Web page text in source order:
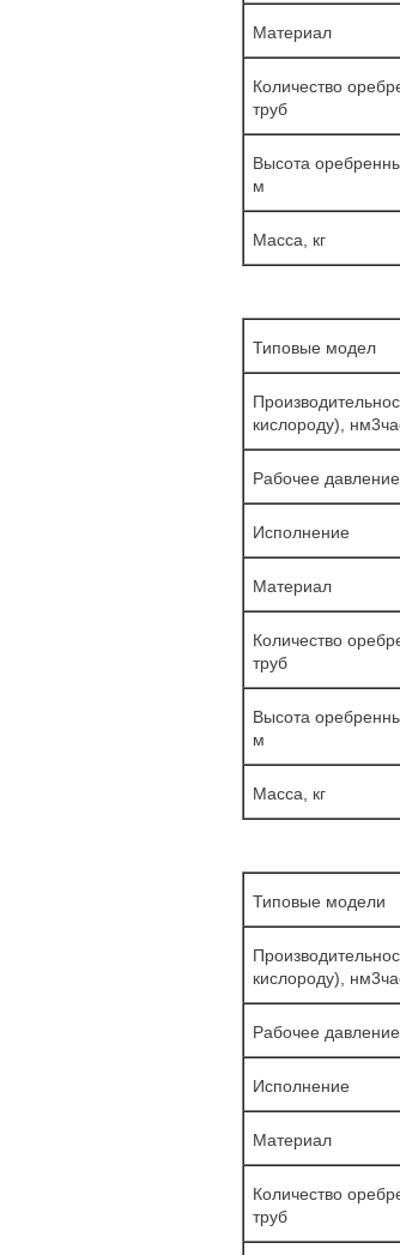
Материал
Количество
труб
Высота
м
Масса, кг
Типовые модел
кислороду),
Рабочee
Исполнение
Материал
Количество
труб
Высота
м
Масса, кг
Типовые модели
кислороду),
Рабочee
Исполнение
Материал
Количество
труб